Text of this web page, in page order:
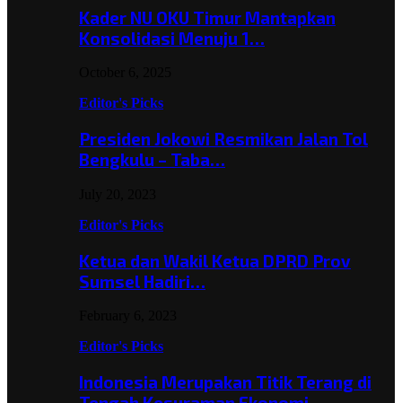
Kader NU OKU Timur Mantapkan
Konsolidasi Menuju 1…
Editor's Picks
Presiden Jokowi Resmikan Jalan Tol
Bengkulu – Taba…
Editor's Picks
Ketua dan Wakil Ketua DPRD Prov
Sumsel Hadiri…
Editor's Picks
Indonesia Merupakan Titik Terang di